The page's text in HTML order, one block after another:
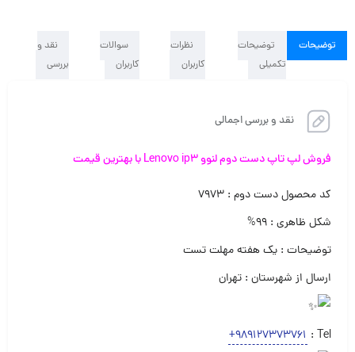
توضیحات
توضیحات
تکمیلی
نظرات
کاربران
سوالات
کاربران
نقد و
بررسی
نقد و بررسی اجمالی
فروش لپ تاپ دست دوم لنوو Lenovo ip3 با بهترین قیمت
کد محصول دست دوم : ۷۹۷۳
شکل ظاهری : ۹۹%
توضیحات : یک هفته مهلت تست
ارسال از شهرستان : تهران
Tel :
+989127373761